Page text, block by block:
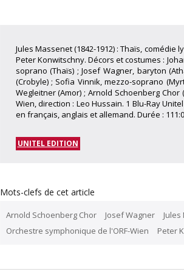
Jules Massenet (1842-1912) : Thaïs,
Peter Konwitschny. Décors et costumes :
soprano (Thaïs) ; Josef Wagner, baryton
(Crobyle) ; Sofia Vinnik, mezzo-soprano
Wegleitner (Amor) ; Arnold Schoenberg
Wien, direction : Leo Hussain. 1 Blu-Ray
en français, anglais et allemand. Durée :
UNITEL EDITION
Mots-clefs de cet article
Arnold Schoenberg Chor Josef Wagner
Orchestre symphonique de l'ORF-Wien
Peter